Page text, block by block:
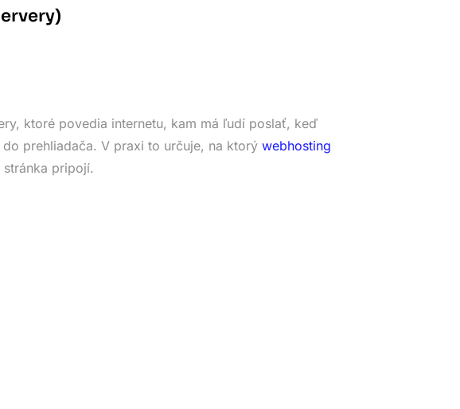
ktoré povedia internetu, kam má ľudí poslať, keď
do prehliadača. V praxi to určuje, na ktorý webhosting
pripojí.